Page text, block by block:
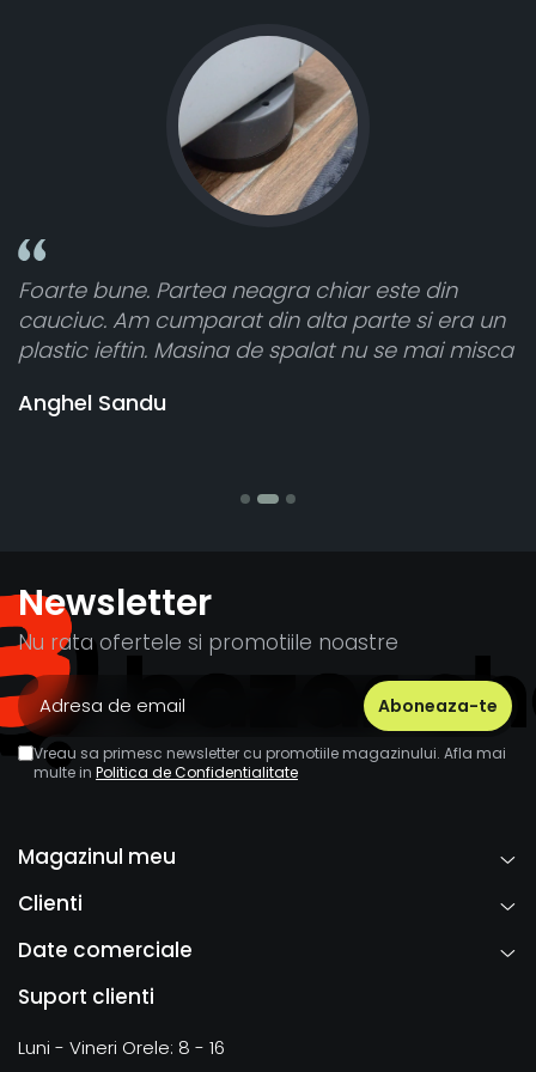
Anghel Sandu
Foarte bune. Partea neagra chiar este din
cauciuc. Am cumparat din alta parte si era un
plastic ieftin. Masina de spalat nu se mai misca
Newsletter
Nu rata ofertele si promotiile noastre
Vreau sa primesc newsletter cu promotiile magazinului. Afla mai
multe in Politica de Confidentialitate
Magazinul meu
Clienti
Date comerciale
Suport clienti
Luni - Vineri Orele: 8 - 16